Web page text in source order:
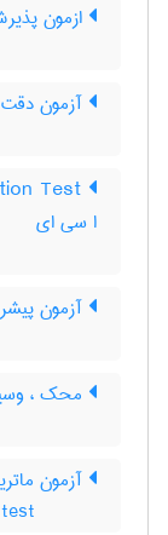
ازمون
آزمون دقت
ا سی ای
آزمون
محک ،
آزمون